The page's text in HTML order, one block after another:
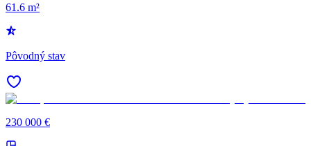
61.6 m²
Pôvodný stav
230 000 €